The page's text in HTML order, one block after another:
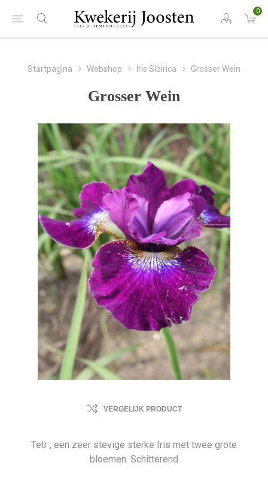
0
Startpagina Webshop Iris Sibirica Grosser Wein
Grosser Wein
VERGELIJK PRODUCT
Tetr , een zeer stevige sterke Iris met twee grote
bloemen. Schitterend